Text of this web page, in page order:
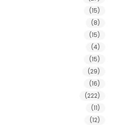
(15)
(8)
(15)
(4)
(15)
(29)
(16)
(222)
(11)
(12)